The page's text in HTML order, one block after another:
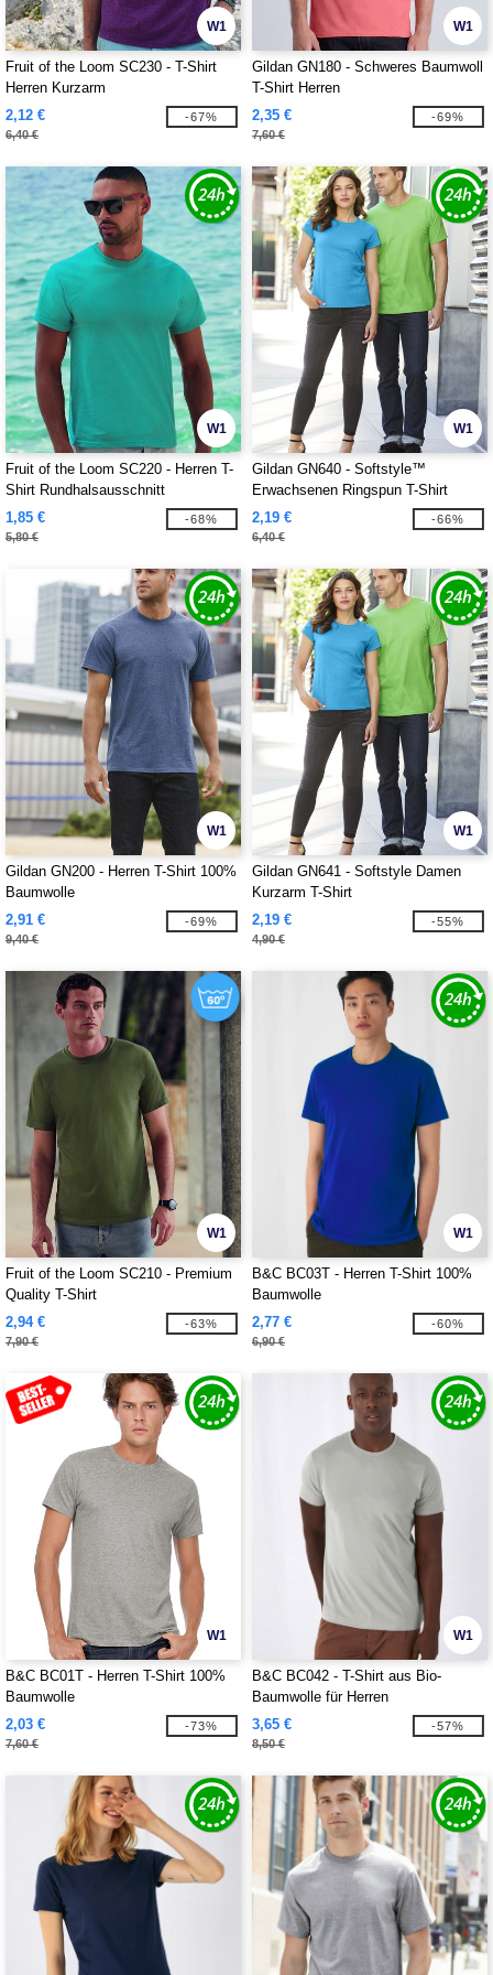
W1
Fruit of the Loom SC230 - T-Shirt
Herren Kurzarm
2,12 €
6,40 €
-67%
W1
Gildan GN180 - Schweres Baumwoll
T-Shirt Herren
2,35 €
7,60 €
-69%
W1
Fruit of the Loom SC220 - Herren T-
Shirt Rundhalsausschnitt
1,85 €
5,80 €
-68%
W1
Gildan GN640 - Softstyle™
Erwachsenen Ringspun T-Shirt
2,19 €
6,40 €
-66%
W1
Gildan GN200 - Herren T-Shirt 100%
Baumwolle
2,91 €
9,40 €
-69%
W1
Gildan GN641 - Softstyle Damen
Kurzarm T-Shirt
2,19 €
4,90 €
-55%
W1
Fruit of the Loom SC210 - Premium
Quality T-Shirt
2,94 €
7,90 €
-63%
W1
B&C BC03T - Herren T-Shirt 100%
Baumwolle
2,77 €
6,90 €
-60%
W1
B&C BC01T - Herren T-Shirt 100%
Baumwolle
2,03 €
7,60 €
-73%
W1
B&C BC042 - T-Shirt aus Bio-
Baumwolle für Herren
3,65 €
8,50 €
-57%